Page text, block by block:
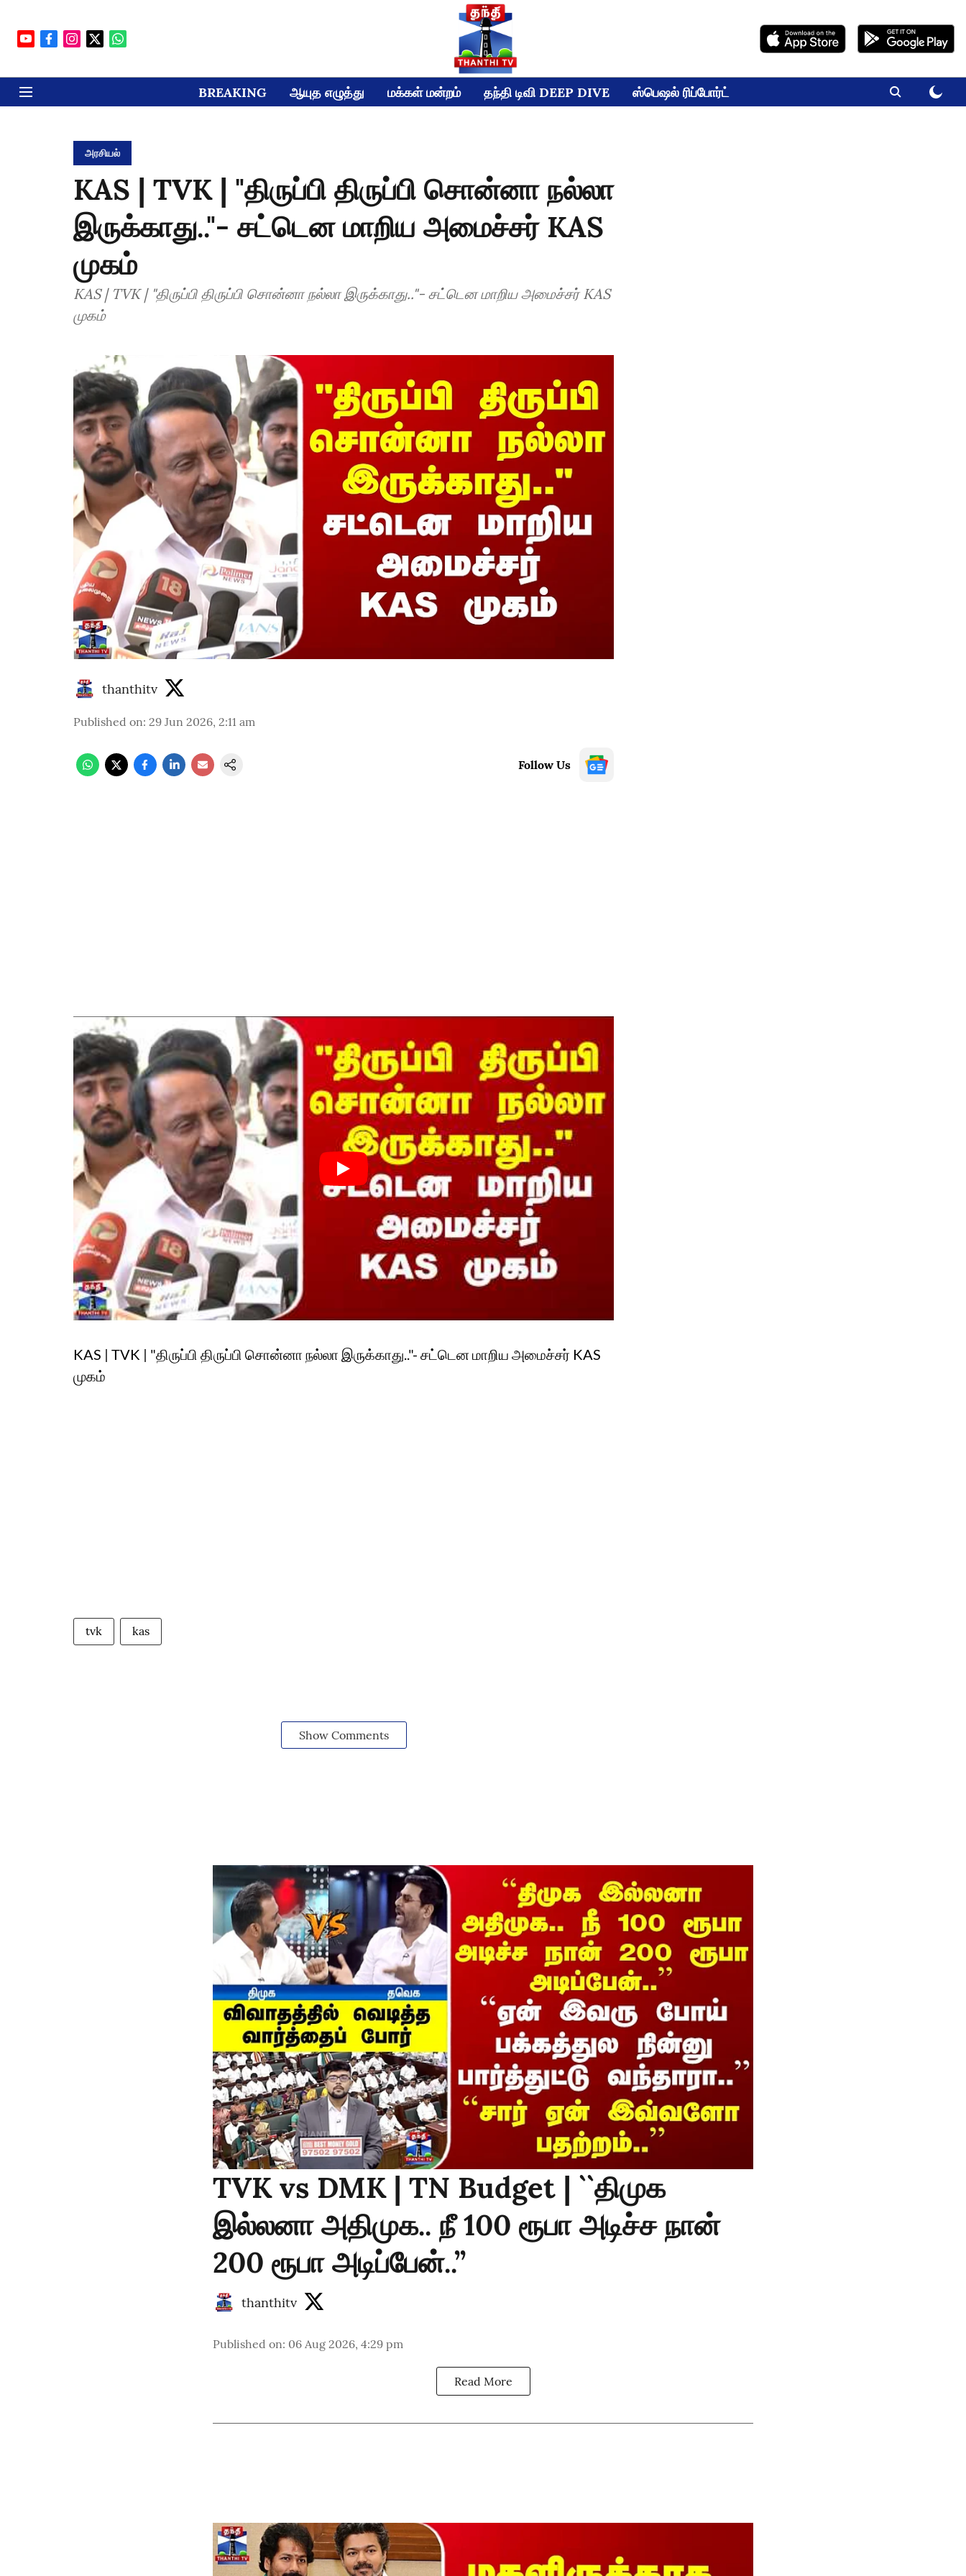
BREAKING ஆயுத எழுத்து மக்கள் மன்றம் தந்தி டிவி DEEP DIVE ஸ்பெஷல் ரிப்போர்ட்
அரசியல்
KAS | TVK | "திருப்பி திருப்பி சொன்னா நல்லா
இருக்காது.."- சட்டென மாறிய அமைச்சர் KAS
முகம்
KAS | TVK | "திருப்பி திருப்பி சொன்னா நல்லா இருக்காது.."- சட்டென மாறிய அமைச்சர் KAS
முகம்
thanthitv
Published on: 29 Jun 2026, 2:11 am
Follow Us
KAS | TVK | "திருப்பி திருப்பி சொன்னா நல்லா இருக்காது.."- சட்டென மாறிய அமைச்சர் KAS
முகம்
tvk kas
Show Comments
TVK vs DMK | TN Budget | ``திமுக
இல்லனா அதிமுக.. நீ 100 ரூபா அடிச்ச நான்
200 ரூபா அடிப்பேன்..’’
thanthitv
Published on: 06 Aug 2026, 4:29 pm
Read More